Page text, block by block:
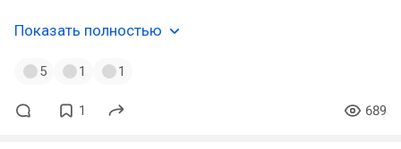
Показать полностью
5 1 1
1 689